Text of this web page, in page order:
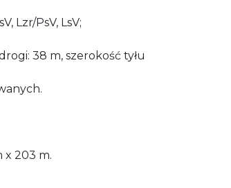
Lzr/PsV, LsV;
38 m, szerokość tyłu
x 203 m.